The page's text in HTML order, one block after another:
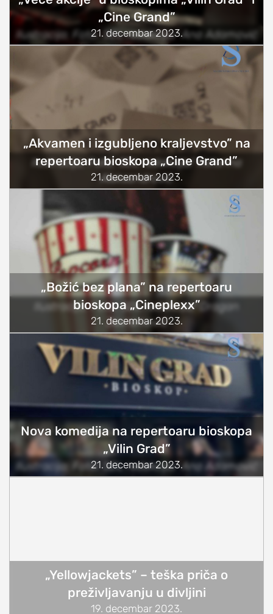
Ilustracija; Foto: SDL redakcija/ Ana Adamović
„Cine Grand”
21. decembar 2023.
Ilustracija; Foto: SDL redakcija/ Katarina
Aleksandrović
„Akvamen i izgubljeno kraljevstvo” na
repertoaru bioskopa „Cine Grand”
21. decembar 2023.
Ilustracija; Foto: SDL redakcija/ Dragan
Jevremović
„Božić bez plana” na repertoaru
bioskopa „Cineplexx”
21. decembar 2023.
Ilustracija; Foto: SDL redakcija/ Ana Adamović
Nova komedija na repertoaru bioskopa
„Vilin Grad”
21. decembar 2023.
„Yellowjackets” – teška priča o
preživljavanju u divljini
19. decembar 2023.